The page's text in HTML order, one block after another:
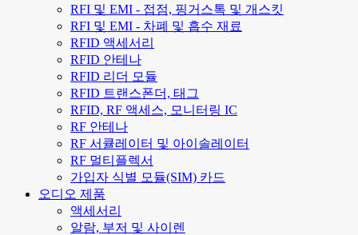
RFI 및 EMI - 접점, 핑거스톡 및 개스킷
RFI 및 EMI - 차폐 및 흡수 재료
RFID 액세서리
RFID 안테나
RFID 리더 모듈
RFID 트랜스폰더, 태그
RFID, RF 액세스, 모니터링 IC
RF 안테나
RF 서큘레이터 및 아이솔레이터
RF 멀티플렉서
가입자 식별 모듈(SIM) 카드
오디오 제품
액세서리
알람, 부저 및 사이렌